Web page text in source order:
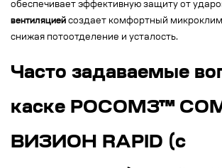
обеспечивает эффективную защиту от
вентиляцией создает комфортный
снижая потоотделение и усталость.
Часто задаваемые
каске РОСОМЗ™
ВИЗИОН RAPID (с